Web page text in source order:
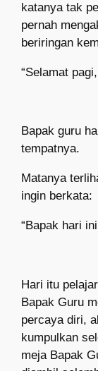
katanya tak
pernah
beriringan
“Selamat
Bapak guru
tempatnya.
Matanya
ingin berkata:
“Bapak hari
Hari itu
Bapak Guru
percaya diri,
kumpulkan
meja Bapak